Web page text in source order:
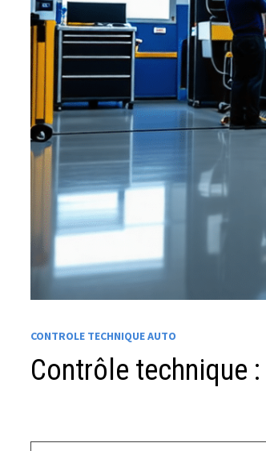
CONTROLE TECHNIQUE AUTO
Contrôle technique